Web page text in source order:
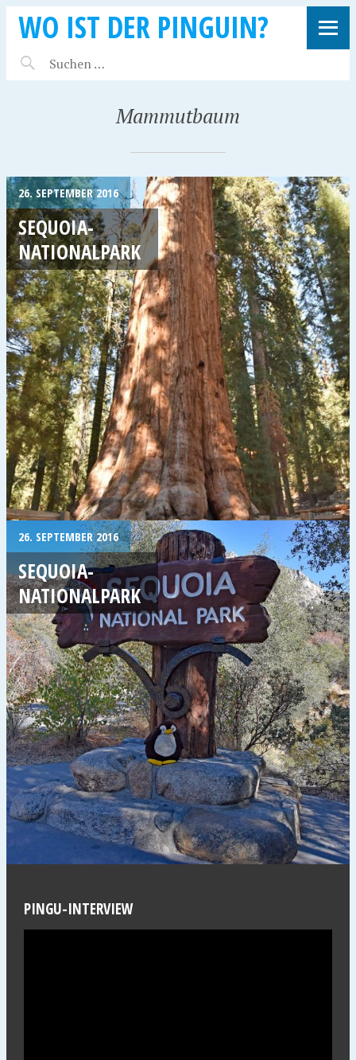
WO IST DER PINGUIN?
Mammutbaum
26. SEPTEMBER 2016
SEQUOIA-
NATIONALPARK
26. SEPTEMBER 2016
SEQUOIA-
NATIONALPARK
PINGU-INTERVIEW